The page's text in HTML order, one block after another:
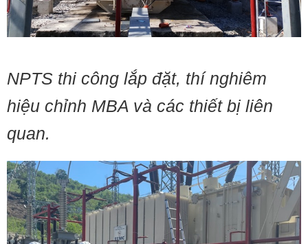
NPTS thi công lắp đặt, thí nghiêm
hiệu chỉnh MBA và các thiết bị liên
quan.